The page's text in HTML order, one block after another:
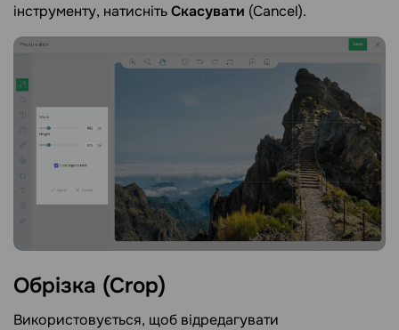
інструменту, натиснітьСкасувати (Cancel).
Обрізка (Crop)
Використовується, щоб відредагувати